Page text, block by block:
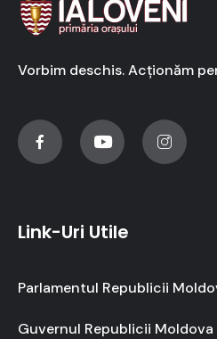
Vorbim deschis. Acționăm
Link-Uri Utile
Parlamentul Republicii
Guvernul Republicii Moldova